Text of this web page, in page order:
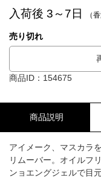
入荷後 3～7日 （
売り切れ
商品ID：154675
商品説明
アイメーク、マスカラ
リムーバー。オイルフ
ンョエングジェルで目